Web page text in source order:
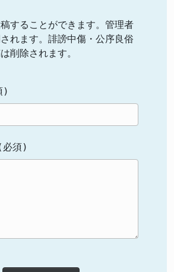
することができます。管理者
れます。誹謗中傷・公序良俗
削除されます。
)
必須)